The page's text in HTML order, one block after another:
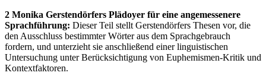
2 Monika Gerstendörfers Plädoyer für eine angemessenere
Sprachführung: Dieser Teil stellt Gerstendörfers Thesen vor, die
den Ausschluss bestimmter Wörter aus dem Sprachgebrauch
fordern, und unterzieht sie anschließend einer linguistischen
Untersuchung unter Berücksichtigung von Euphemismen-Kritik und
Kontextfaktoren.